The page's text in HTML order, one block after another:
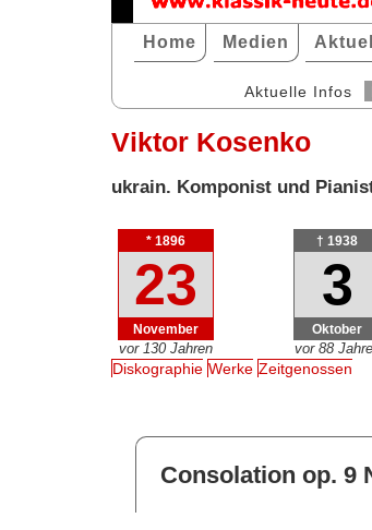
Home Medien
Aktuelle Infos
Viktor Kosenko
ukrain. Komponist und
* 1896
23
November
vor 130 Jahren
† 1938
3
Oktober
vor 88
Diskographie Werke Zeitgenossen
Consolation op. 9